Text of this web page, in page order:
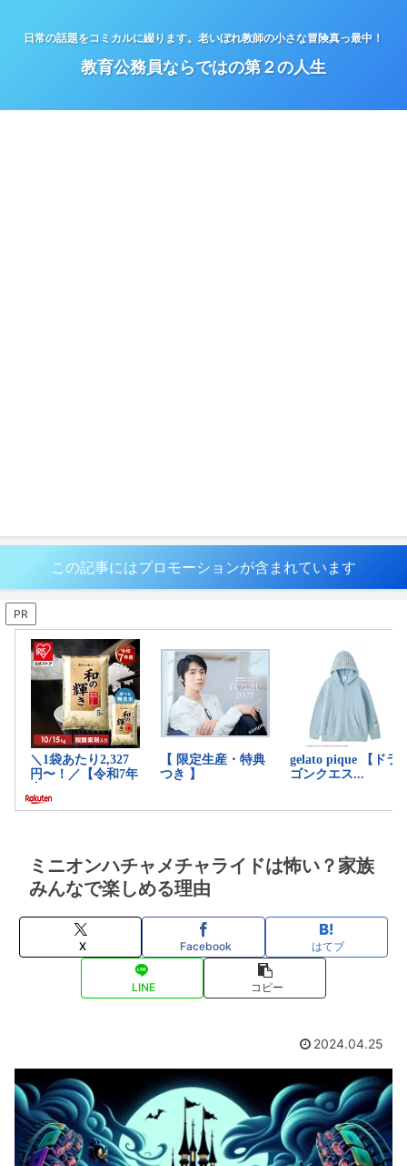
日常の話題をコミカルに綴ります。老いぼれ教師の小さな冒険真っ最中！
教育公務員ならではの第２の人生
この記事にはプロモーションが含まれています
PR
ミニオンハチャメチャライドは怖い？家族
みんなで楽しめる理由
X Facebook はてブ
LINE コピー
2024.04.25